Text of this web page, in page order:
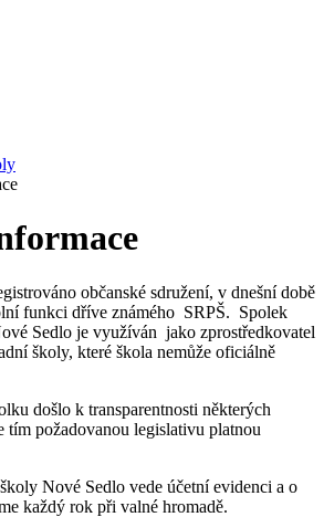
občanské sdružení, v dnešní době
funkci dříve známého SRPŠ. Spolek
Sedlo je využíván jako zprostředkovatel
školy, které škola nemůže oficiálně
došlo k transparentnosti některých
tím požadovanou legislativu platnou
Nové Sedlo vede účetní evidenci a o
každý rok při valné hromadě.